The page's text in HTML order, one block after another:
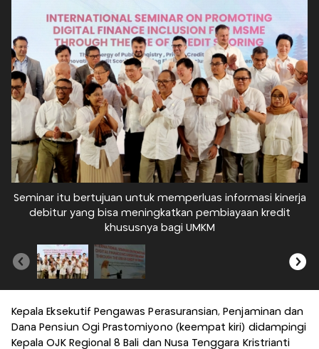
Seminar itu bertujuan untuk memperluas informasi kinerja
debitur yang bisa meningkatkan pembiayaan kredit
khususnya bagi UMKM
Kepala Eksekutif Pengawas Perasuransian, Penjaminan dan
Dana Pensiun Ogi Prastomiyono (keempat kiri) didampingi
Kepala OJK Regional 8 Bali dan Nusa Tenggara Kristrianti